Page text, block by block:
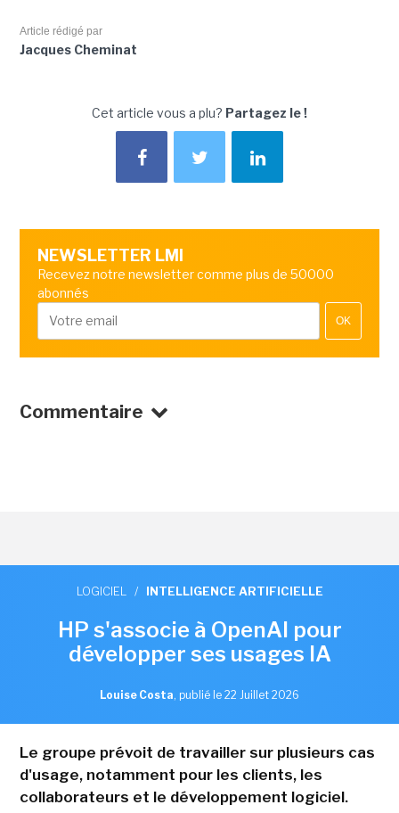
Article rédigé par
Jacques Cheminat
Cet article vous a plu? Partagez le !
NEWSLETTER LMI
Recevez notre newsletter comme plus de 50000
abonnés
OK
Commentaire
LOGICIEL / INTELLIGENCE ARTIFICIELLE
HP s'associe à OpenAI pour
développer ses usages IA
Louise Costa, publié le 22 Juillet 2026
Le groupe prévoit de travailler sur plusieurs cas
d'usage, notamment pour les clients, les
collaborateurs et le développement logiciel.